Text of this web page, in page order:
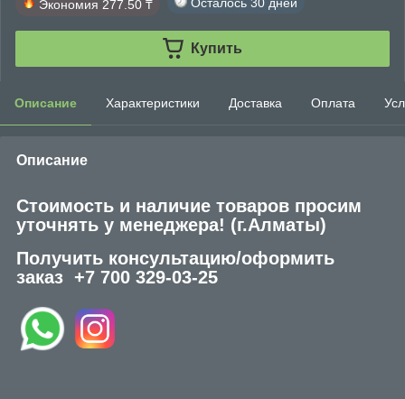
Экономия 277.50 ₸
Купить
Описание Характеристики Доставка Оплата
Описание
Стоимость и наличие товаров просим
уточнять у менеджера! (г.Алматы)
Получить консультацию/оформить
заказ +7 700 329-03-25